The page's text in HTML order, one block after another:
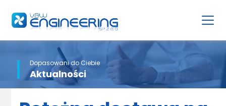
Dopasowani do Ciebie
Aktualności